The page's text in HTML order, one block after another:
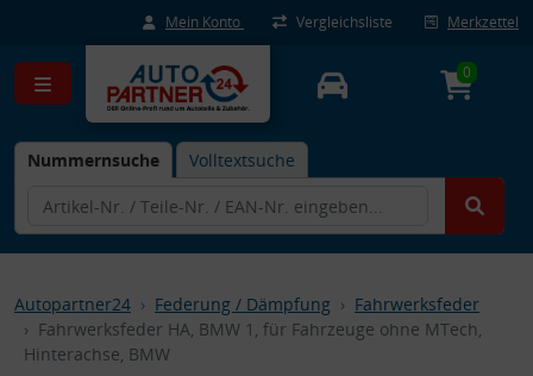
Mein Konto Vergleichsliste Merkzettel
Nummernsuche Volltextsuche
0
Autopartner24 Federung / Dämpfung
Fahrwerksfeder
Fahrwerksfeder HA, BMW 1, für Fahrzeuge ohne MTech,
Hinterachse, BMW